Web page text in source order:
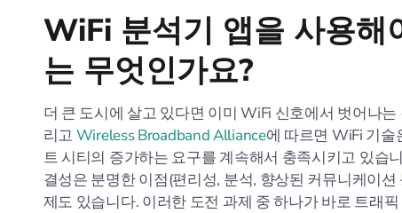
WiFi 분석기 앱을 사용해
는 무엇인가요?
더 큰 도시에 살고 있다면 이미 WiFi 신호에서 벗어나
리고 Wireless Broadband Alliance에 따르면 WiFi 기술
트 시티의 증가하는 요구를 계속해서 충족시키고 있습
결성은 분명한 이점(편리성, 분석, 향상된 커뮤니케이
제도 있습니다. 이러한 도전 과제 중 하나가 바로 트래